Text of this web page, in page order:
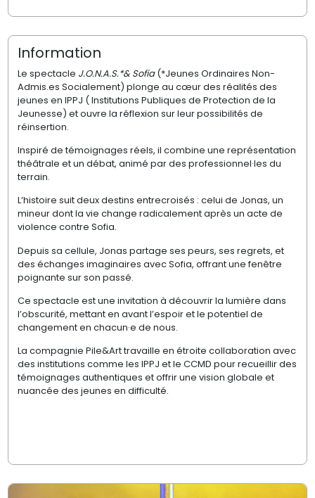
Information
Le spectacle J.O.N.A.S.*& Sofia(*Jeunes Ordinaires Non-
Admis.es Socialement) plonge au cœur des réalités des
jeunes en IPPJ ( Institutions Publiques de Protection de la
Jeunesse) et ouvre la réflexion sur leur possibilités de
réinsertion.
Inspiré de témoignages réels, il combine une représentation
théâtrale et un débat, animé par des professionnel·les du
terrain.
L’histoire suit deux destins entrecroisés : celui de Jonas, un
mineur dont la vie change radicalement après un acte de
violence contre Sofia.
Depuis sa cellule, Jonas partage ses peurs, ses regrets, et
des échanges imaginaires avec Sofia, offrant une fenêtre
poignante sur son passé.
Ce spectacle est une invitation à découvrir la lumière dans
l’obscurité, mettant en avant l’espoir et le potentiel de
changement en chacun·e de nous.
La compagnie Pile&Art travaille en étroite collaboration avec
des institutions comme les IPPJ et le CCMD pour recueillir des
témoignages authentiques et offrir une vision globale et
nuancée des jeunes en difficulté.